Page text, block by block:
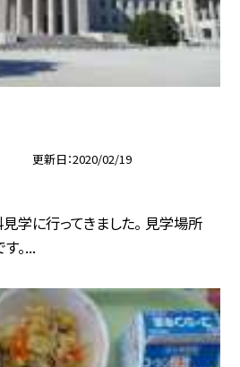
更新日 2020/02/19
学に行ってきました。 見学場所
。...